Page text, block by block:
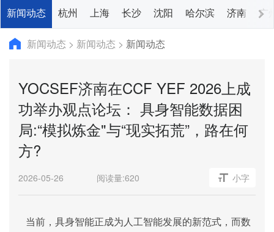
新闻动态 杭州 上海 长沙 沈阳 哈尔滨 济南 广
新闻动态 > 新闻动态 > 新闻动态
YOCSEF济南在CCF YEF 2026上成
功举办观点论坛： 具身智能数据困
局:“模拟炼金"与“现实拓荒”，路在何
方?
2026-05-26 阅读量:620 小字
当前，具身智能正成为人工智能发展的新范式，而数